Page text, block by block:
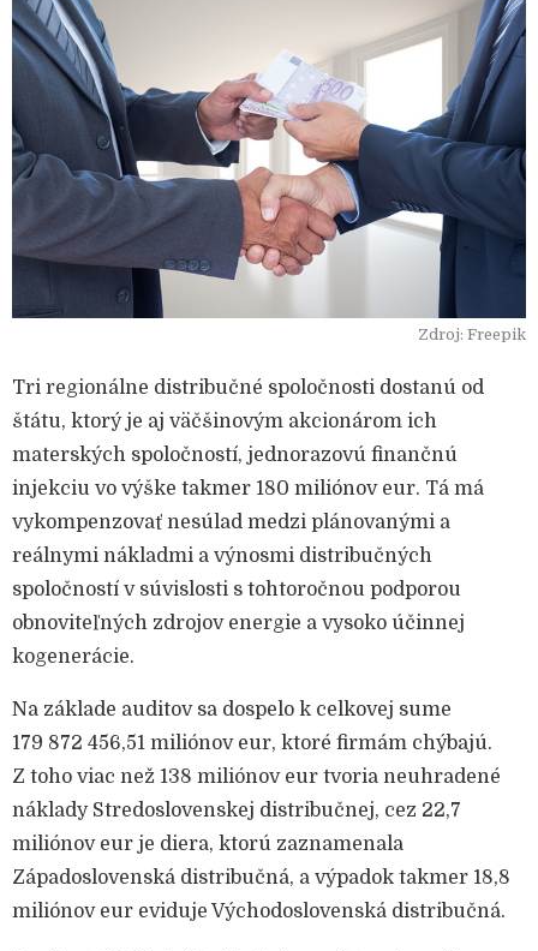
Zdroj: Freepik
Tri regionálne distribučné spoločnosti dostanú od
štátu, ktorý je aj väčšinovým akcionárom ich
materských spoločností, jednorazovú finančnú
injekciu vo výške takmer 180 miliónov eur. Tá má
vykompenzovať nesúlad medzi plánovanými a
reálnymi nákladmi a výnosmi distribučných
spoločností v súvislosti s tohtoročnou podporou
obnoviteľných zdrojov energie a vysoko účinnej
kogenerácie.
Na základe auditov sa dospelo k celkovej sume
179 872 456,51 miliónov eur, ktoré firmám chýbajú.
Z toho viac než 138 miliónov eur tvoria neuhradené
náklady Stredoslovenskej distribučnej, cez 22,7
miliónov eur je diera, ktorú zaznamenala
Západoslovenská distribučná, a výpadok takmer 18,8
miliónov eur eviduje Východoslovenská distribučná.